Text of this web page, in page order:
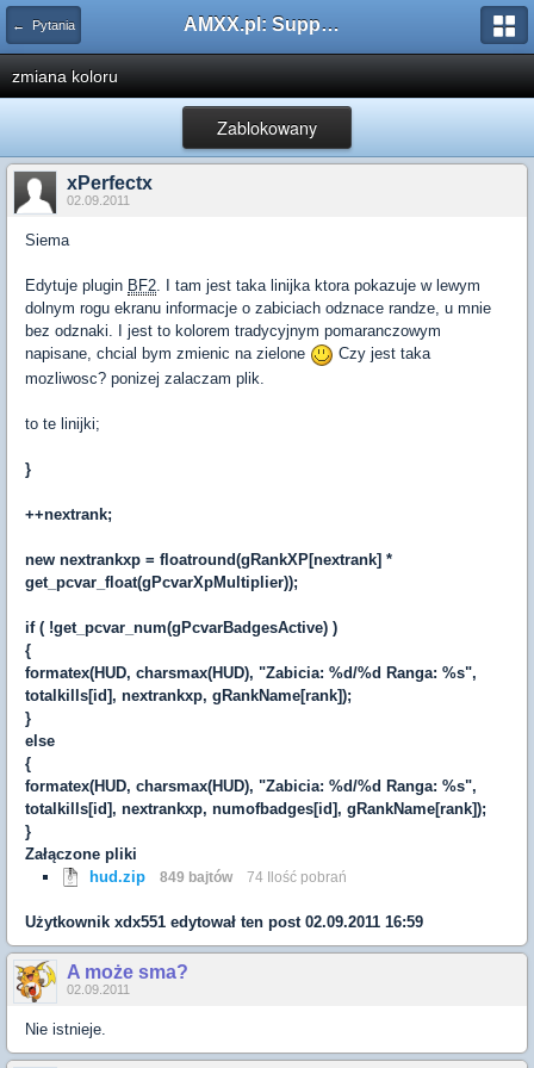
← Pytania AMXX.pl: Support AMX Mod X i SourceMod
zmiana koloru
Zablokowany
xPerfectx
02.09.2011
Siema
Edytuje plugin BF2. I tam jest taka linijka ktora pokazuje w lewym
dolnym rogu ekranu informacje o zabiciach odznace randze, u mnie
bez odznaki. I jest to kolorem tradycyjnym pomaranczowym
napisane, chcial bym zmienic na zielone
Czy jest taka
mozliwosc? ponizej zalaczam plik.
to te linijki;
}
++nextrank;
new nextrankxp = floatround(gRankXP[nextrank] *
get_pcvar_float(gPcvarXpMultiplier));
if ( !get_pcvar_num(gPcvarBadgesActive) )
{
formatex(HUD, charsmax(HUD), "Zabicia: %d/%d Ranga: %s",
totalkills[id], nextrankxp, gRankName[rank]);
}
else
{
formatex(HUD, charsmax(HUD), "Zabicia: %d/%d Ranga: %s",
totalkills[id], nextrankxp, numofbadges[id], gRankName[rank]);
}
Załączone pliki
hud.zip
849 bajtów 74 Ilość pobrań
Użytkownik xdx551 edytował ten post 02.09.2011 16:59
A może sma?
02.09.2011
Nie istnieje.